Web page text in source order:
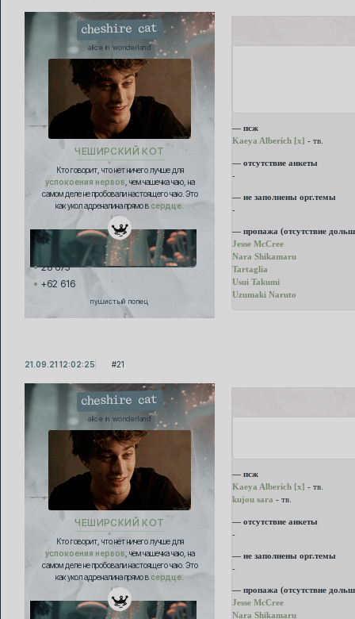
cheshire cat
alice in wonderland
ЧЕШИРСКИЙ КОТ
Кто говорит, что нет ничего лучше для
успокоения нервов , чем чашечка чаю, на
самом деле не пробовали настоящего чаю. Это
как укол адреналина прямо в сердце.
28 675
+62 616
пушистый попец
— псж
Kaeya Alberich [x] - тв.
— отсутствие анкеты
-
— не заполнены орг.темы
-
— пропажа (отсутствие
Jesse McCree
Nara Shikamaru
Tartaglia
Usui Takumi
Uzumaki Naruto
21
21.09.21 12:02:25
cheshire cat
alice in wonderland
ЧЕШИРСКИЙ КОТ
Кто говорит, что нет ничего лучше для
успокоения нервов , чем чашечка чаю, на
самом деле не пробовали настоящего чаю. Это
как укол адреналина прямо в сердце.
— псж
Kaeya Alberich [x] - тв.
kujou sara - тв.
— отсутствие анкеты
-
— не заполнены орг.темы
-
— пропажа (отсутствие
Jesse McCree
Nara Shikamaru